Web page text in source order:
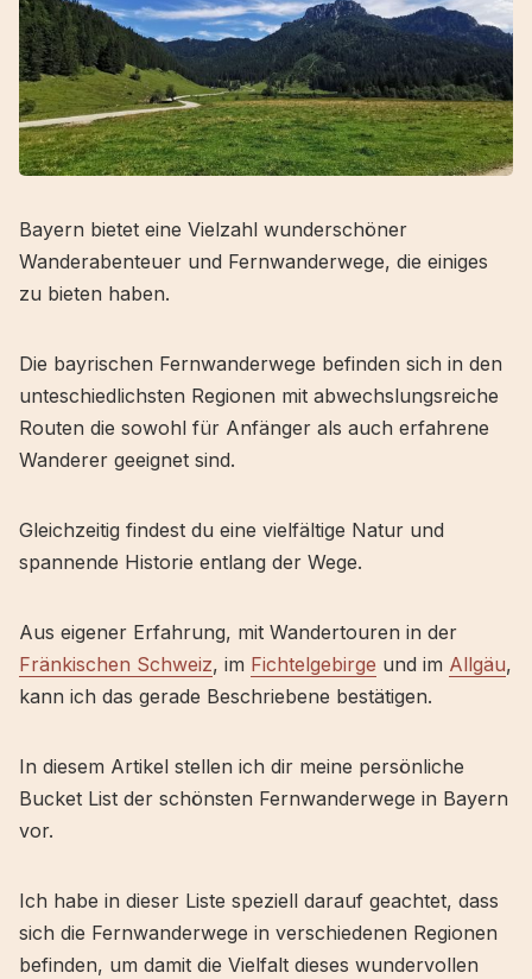
Datenschutz Account
Bitte gebe mindestens 3 Zeichen ein
Bayern bietet eine Vielzahl wunderschöner
Wanderabenteuer und Fernwanderwege, die einiges
zu bieten haben.
Die bayrischen Fernwanderwege befinden sich in den
unteschiedlichsten Regionen mit abwechslungsreiche
Routen die sowohl für Anfänger als auch erfahrene
Wanderer geeignet sind.
Gleichzeitig findest du eine vielfältige Natur und
spannende Historie entlang der Wege.
Aus eigener Erfahrung, mit Wandertouren in der
Fränkischen Schweiz, im Fichtelgebirge und im Allgäu,
kann ich das gerade Beschriebene bestätigen.
In diesem Artikel stellen ich dir meine persönliche
Bucket List der schönsten Fernwanderwege in Bayern
vor.
Ich habe in dieser Liste speziell darauf geachtet, dass
sich die Fernwanderwege in verschiedenen Regionen
befinden, um damit die Vielfalt dieses wundervollen